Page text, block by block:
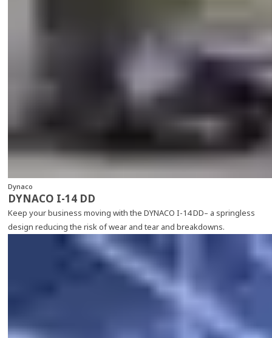
Dynaco
DYNACO I-14 DD
Keep your business moving with the DYNACO I-14 DD– a springless
design reducing the risk of wear and tear and breakdowns.